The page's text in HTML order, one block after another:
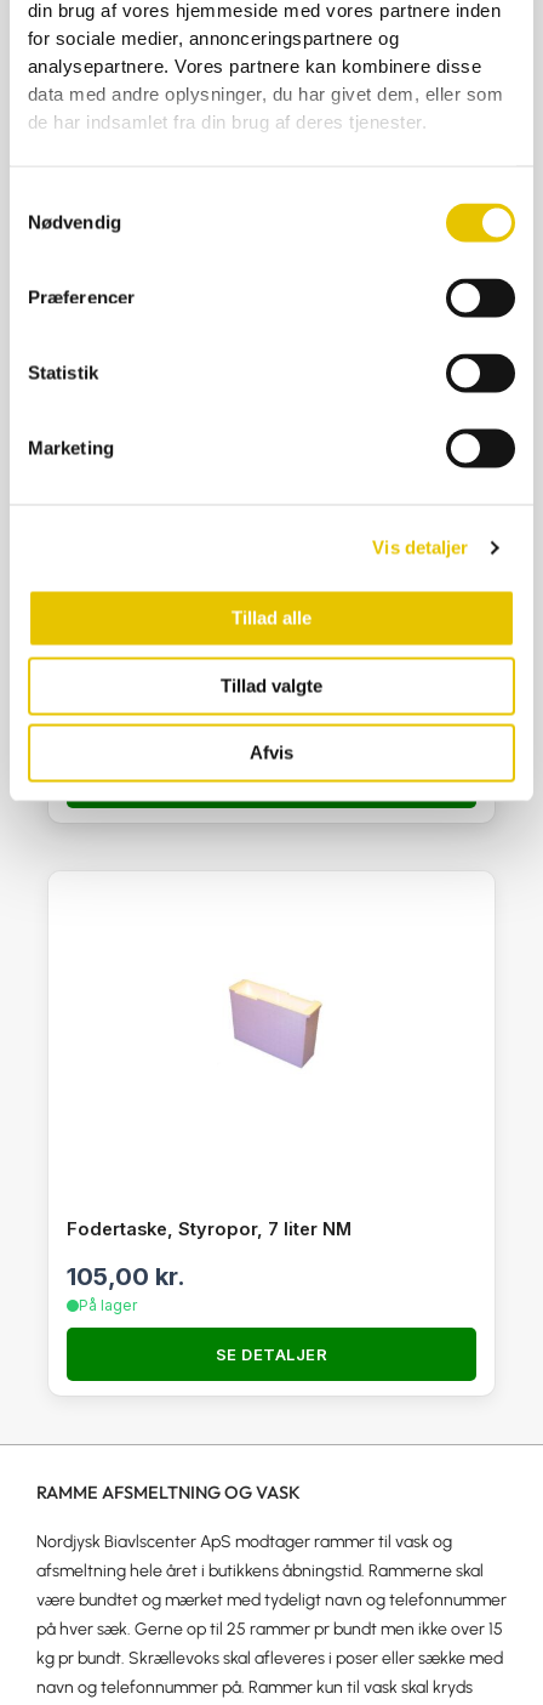
din brug af vores hjemmeside med vores partnere inden
for sociale medier, annonceringspartnere og
analysepartnere. Vores partnere kan kombinere disse
data med andre oplysninger, du har givet dem, eller som
de har indsamlet fra din brug af deres tjenester.
Nødvendig
Præferencer
Statistik
Marketing
Vis detaljer
Tillad alle
Tillad valgte
Afvis
Træmagasin til trugstade 8 ram NM
225,00kr.
Foderbakke rund 1,8 L Ø215 H95
Ikke på lager
SE DETALJER
Fodertaske, Styropor, 7 liter NM
105,00 kr.
På lager
SE DETALJER
RAMME AFSMELTNING OG VASK
Nordjysk Biavlscenter ApS modtager rammer til vask og
afsmeltning hele året i butikkens åbningstid. Rammerne skal
være bundtet og mærket med tydeligt navn og telefonnummer
på hver sæk. Gerne op til 25 rammer pr bundt men ikke over 15
kg pr bundt. Skrællevoks skal afleveres i poser eller sække med
navn og telefonnummer på. Rammer kun til vask skal kryds